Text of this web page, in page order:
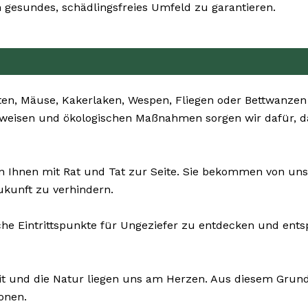
schädlingsfreies Umfeld zu garantieren.
Mäuse, Kakerlaken, Wespen, Fliegen oder
und ökologischen Maßnahmen sorgen wir dafür,
Ihnen mit Rat und Tat zur Seite. Sie bekommen von
zu verhindern.
Eintrittspunkte für Ungeziefer zu entdecken und
und die Natur liegen uns am Herzen. Aus diesem